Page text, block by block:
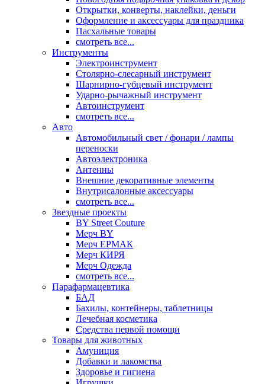
Открытки, конверты, наклейки, деньги
Оформление и аксессуары для праздника
Пасхальные товары
смотреть все...
Инструменты
Электроинструмент
Столярно-слесарный инструмент
Шарнирно-губцевый инструмент
Ударно-рычажный инструмент
Автоинструмент
смотреть все...
Авто
Автомобильный свет / фонари / лампы
переноски
Автоэлектроника
Антенны
Внешние декоративные элементы
Внутрисалонные аксессуары
смотреть все...
Звездные проекты
BY Street Couture
Мерч BY
Мерч ЕРМАК
Мерч КИРЯ
Мерч Одежда
смотреть все...
Парафармацевтика
БАД
Бахилы, контейнеры, таблетницы
Лечебная косметика
Средства первой помощи
Товары для животных
Амуниция
Добавки и лакомства
Здоровье и гигиена